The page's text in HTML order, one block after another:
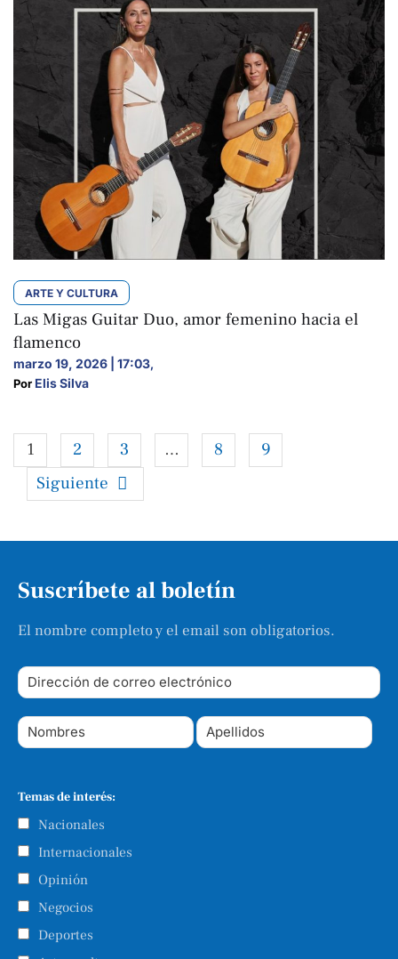
ARTE Y CULTURA
Las Migas Guitar Duo, amor femenino hacia el
flamenco
marzo 19, 2026 | 17:03,
Por Elis Silva
1 2 3 … 8
9
Siguiente
Suscríbete al boletín
El nombre completo y el email son obligatorios.
Temas de interés:
Nacionales
Internacionales
Opinión
Negocios
Deportes